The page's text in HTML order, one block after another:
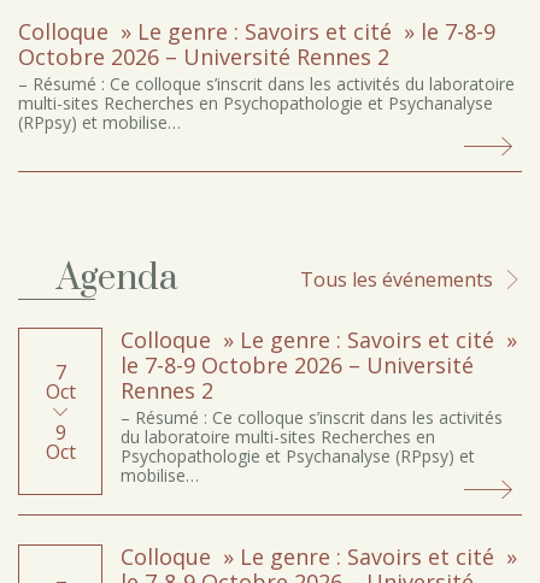
Colloque » Le genre : Savoirs et cité » le 7-8-9
Octobre 2026 – Université Rennes 2
– Résumé : Ce colloque s’inscrit dans les activités du laboratoire
multi-sites Recherches en Psychopathologie et Psychanalyse
(RPpsy) et mobilise…
Agenda Tous les événements
7
Oct
9
Oct
Colloque » Le genre : Savoirs et cité »
le 7-8-9 Octobre 2026 – Université
Rennes 2
– Résumé : Ce colloque s’inscrit dans les activités
du laboratoire multi-sites Recherches en
Psychopathologie et Psychanalyse (RPpsy) et
mobilise…
Colloque » Le genre : Savoirs et cité »